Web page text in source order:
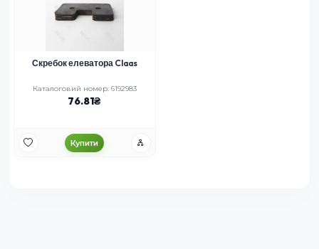
Скребок елеватора Claas
Каталоговий номер: 6192983
76.81
Купити